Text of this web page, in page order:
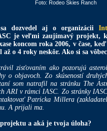
Foto: Rodeo Skies Ranch
dozvedel aj o organizácii
je veľmi zaujímavý projekt,
koncom roka 2006, v čase,
o 4 roky neskôr. Ako si sa
zisťovaním ako pozorujú
o objavoch. Zo skúseností
som natrafil na stránku The
ARI v rámci IASC. Zo stránky
Patricka Millera
A prijali ma.
a aká je tvoja úloha?